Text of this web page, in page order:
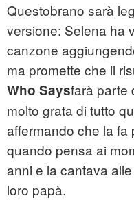
Questobrano sarà
versione: Selena ha
canzone
ma promette che il
Who Saysfarà parte
molto grata di tutto
affermando che la fa
quando pensa ai
anni e la cantava
loro papà.